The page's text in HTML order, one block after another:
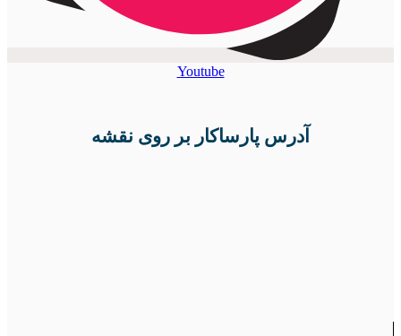
Youtube
آدرس پارساکار بر روی نقشه